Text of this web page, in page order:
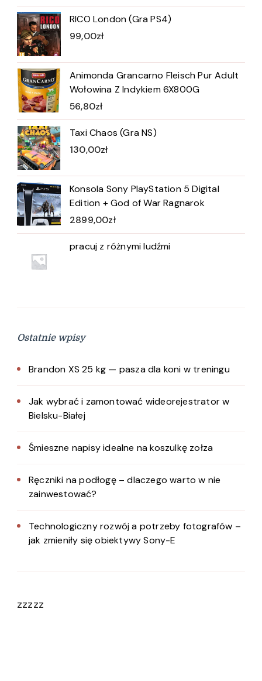
RICO London (Gra PS4)
99,00zł
Animonda Grancarno Fleisch Pur Adult
Wołowina Z Indykiem 6X800G
56,80zł
Taxi Chaos (Gra NS)
130,00zł
Konsola Sony PlayStation 5 Digital
Edition + God of War Ragnarok
2899,00zł
pracuj z różnymi ludźmi
Ostatnie wpisy
Brandon XS 25 kg — pasza dla koni w treningu
Jak wybrać i zamontować wideorejestrator w
Bielsku-Białej
Śmieszne napisy idealne na koszulkę zołza
Ręczniki na podłogę – dlaczego warto w nie
zainwestować?
Technologiczny rozwój a potrzeby fotografów –
jak zmieniły się obiektywy Sony-E
zzzzz